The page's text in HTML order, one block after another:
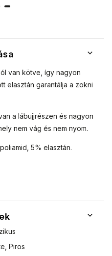
van kötve, így nagyon
elasztán garantálja a zokni
a lábujjrészen és nagyon
nem vág és nem nyom.
5% elasztán.
Piros